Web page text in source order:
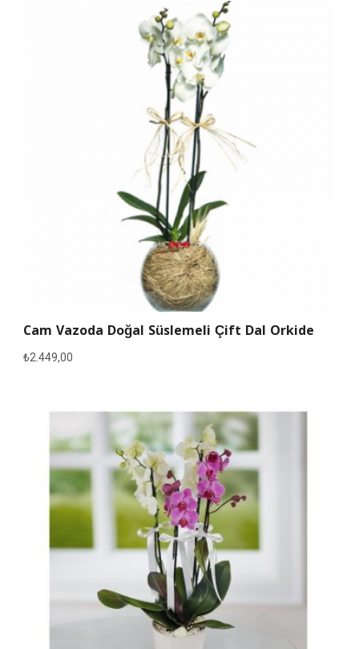
Cam Vazoda Doğal Süslemeli Çift Dal Orkide
₺2.449,00